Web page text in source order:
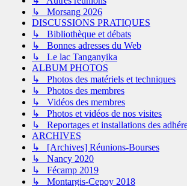
↳ Morsang 2026
DISCUSSIONS PRATIQUES
↳ Bibliothèque et débats
↳ Bonnes adresses du Web
↳ Le lac Tanganyika
ALBUM PHOTOS
↳ Photos des matériels et techniques
↳ Photos des membres
↳ Vidéos des membres
↳ Photos et vidéos de nos visites
↳ Reportages et installations des
ARCHIVES
↳ [Archives] Réunions-Bourses
↳ Nancy 2020
↳ Fécamp 2019
↳ Montargis-Cepoy 2018